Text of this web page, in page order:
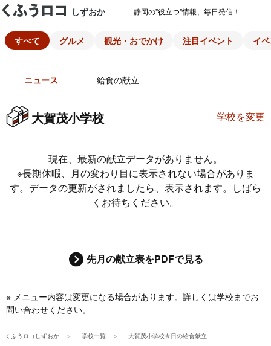
しずおか 静岡の"役立つ"情報、毎日発信！
すべて グルメ 観光・おでかけ 注目イベント イ
ニュース 給食の献立
大賀茂小学校 学校を変更
現在、最新の献立データがありません。
※長期休暇、月の変わり目に表示されない場合がありま
す。データの更新がされましたら、表示されます。しばら
くお待ちください。
先月の献立表をPDFで見る
※ メニュー内容は変更になる場合があります。詳しくは学校までお
問い合わせください。
くふうロコしずおか 学校一覧 大賀茂小学校今日の給食献立